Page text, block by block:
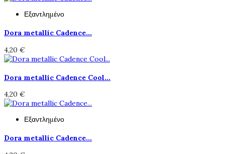
Εξαντλημένο
Dora metallic Cadence...
4,20 €
Dora metallic Cadence Cool...
4,20 €
Εξαντλημένο
Dora metallic Cadence...